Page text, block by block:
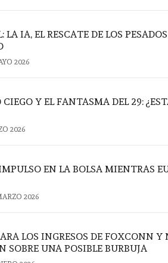
LA IA, EL RESCATE DE LOS
2026
Y EL FANTASMA DEL 29:
2026
EN LA BOLSA MIENTRAS
2026
LOS INGRESOS DE FOXCONN
SOBRE UNA POSIBLE BURBUJA